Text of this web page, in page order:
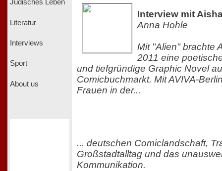
Jüdisches Leben
Literatur
Interviews
Sport
About us
Interview mit
Anna Hohle
Mit "Alien" brachte
2011 eine
und tiefgründige Graphic Novel
Comicbuchmarkt. Mit AVIVA-
Frauen in der...
... deutschen Comiclandschaft,
Großstadtalltag und das
Kommunikation.